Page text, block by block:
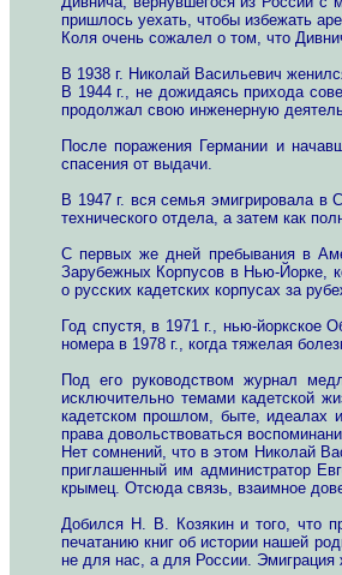
пришлось уехать, чтобы избежать
Коля очень сожалел о том, что
В 1938 г. Николай Васильевич
В 1944 г., не дожидаясь прихода
продолжал свою инженерную
После поражения Германии и
спасения от выдачи.
В 1947 г. вся семья эмигрировала в
технического отдела, а затем как
С первых же дней пребывания в
Зарубежных Корпусов в Нью-Йорке,
о русских кадетских корпусах за
Год спустя, в 1971 г., нью-йоркское
номера в 1978 г., когда тяжелая
Под его руководством журнал
исключительно темами кадетской
кадетском прошлом, быте, идеалах
права довольствоваться
Нет сомнений, что в этом Николай
приглашенный им администратор
крымец. Отсюда связь, взаимное
Добился Н. В. Козякин и того, что
печатанию книг об истории нашей
не для нас, а для России. Эмиграция